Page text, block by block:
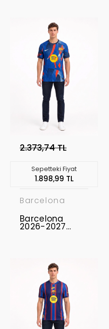
2.373,74 TL
Sepetteki Fiyat
1.898,99 TL
Barcelona
Barcelona
2026-2027